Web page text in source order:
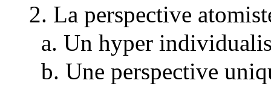
2. La perspective
a. Un hyper
b. Une perspective